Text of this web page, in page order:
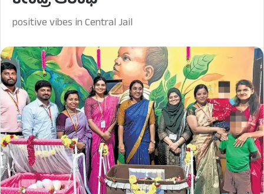
positive vibes in Central Jail